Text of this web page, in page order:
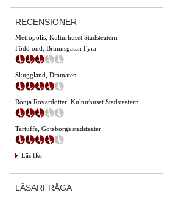
RECENSIONER
Metropolis, Kulturhuset Stadsteatern
Född ond, Brunnsgatan Fyra
Skuggland, Dramaten
Ronja Rövardotter, Kulturhuset Stadsteatern
Tartuffe, Göteborgs stadsteater
Läs fler
LÄSARFRÅGA